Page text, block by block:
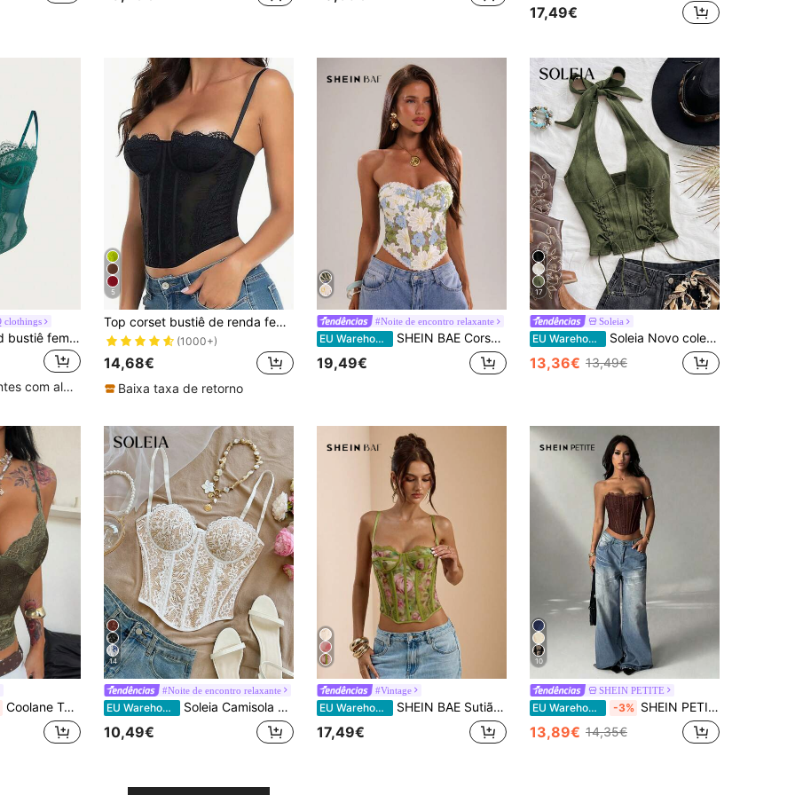
17,49€
clothings
RAHQ Top cropped bustiê feminino moderno com detalhes em renda, modelagem justa, estilo camisola, corset sexy para festas, viagens, encontros, Natal, Dia dos Namorados, Halloween e ocasiões casuais de verão.
Clientes recorrentes com alta taxa de retorno
5
Top corset bustiê de renda feminino, sexy, para sair à noite, festa ou balada, com fivela, casual, preto, para o verão.
(1000+)
14,68€
Baixa taxa de retorno
#Noite de encontro relaxante
EU Warehouse SHEIN BAE Corset tomara que caia feminino com estampa floral verde em renda, ideal para o verão.
19,49€
17
Soleia
EU Warehouse Soleia Novo colete feminino desconstruído com decote em V e amarração, perfeito para férias, encontros, chá da tarde, festivais de música, estilo boêmio, cruzeiros, praia, Natal, Ano Novo e baladas.
13,36€ 13,49€
Coolane Top camisola verde de verão para mulher, estilo vintage casual, com renda e laço, corte slim, para uso diário e férias
14
#Noite de encontro relaxante
EU Warehouse Soleia Camisola bustier feminina elegante bege com renda floral, ajustada, com suporte modelador, para verão, férias, festa, Dia dos Namorados, praia, cruzeiro, encontro e primavera
10,49€
#Vintage
EU Warehouse SHEIN BAE Sutiã-calça com estampa floral verde e rosa, cor sólida, primavera/verão, renda transparente, sutiã-calça elegante, sutiã-calça para férias na praia, top-calça elegante e sexy, sutiã-calça feminino
17,49€
10
SHEIN PETITE
EU Warehouse -3% SHEIN PETITE Top de Sutiã em Renda Castanho Escuro Sexy Chic para Noite de Clube de Verão, Top Corset para Mulher, Roupa de Férias de Praia em Cor Sólida para Festa de Discoteca, Cocktail e Piscina, para Mulheres Petite
13,89€ 14,35€